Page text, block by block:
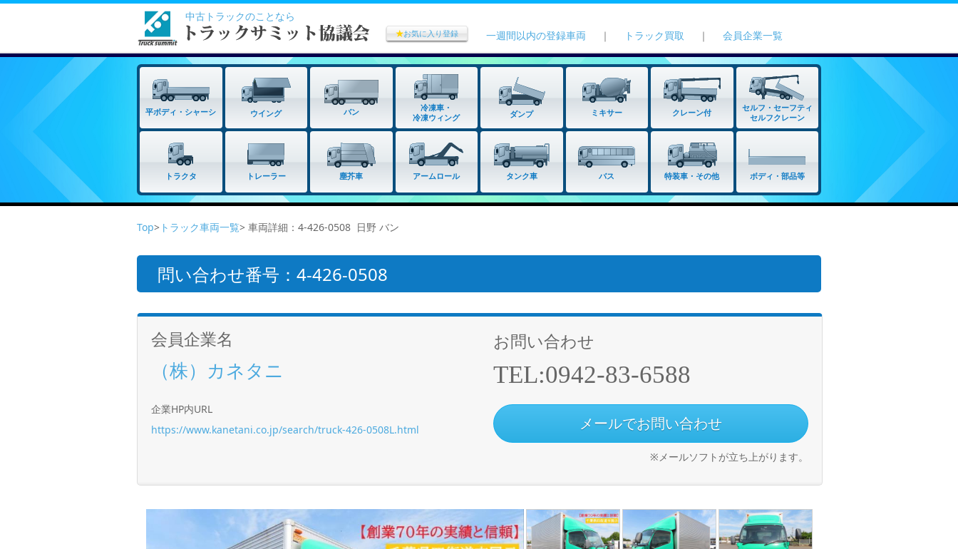
中古トラックのことなら
★お気に入り登録 一週間以内の登録車両 ｜ トラック買取 ｜ 会員企業一覧
平ボディ・シャーシ ウイング バン
冷凍車・
冷凍ウィング
ダンプ ミキサー クレーン付
セルフ・セーフティ
セルフクレーン
トラクタ トレーラー 塵芥車 アームロール タンク車 バス 特装車・その他 ボディ・部品等
Top> トラック車両一覧> 車両詳細：4-426-0508 日野 バン
問い合わせ番号：4-426-0508
会員企業名
（株）カネタニ
企業HP内URL
https://www.kanetani.co.jp/search/truck-426-0508L.html
お問い合わせ
TEL:0942-83-6588
メールでお問い合わせ
※メールソフトが立ち上がります。